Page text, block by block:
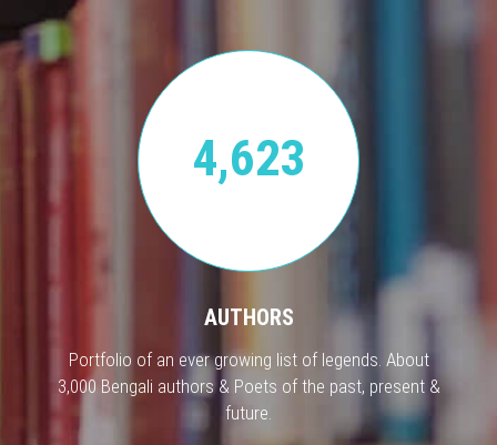
4,623
AUTHORS
Portfolio of an ever growing list of legends. About
3,000 Bengali authors & Poets of the past, present &
future.